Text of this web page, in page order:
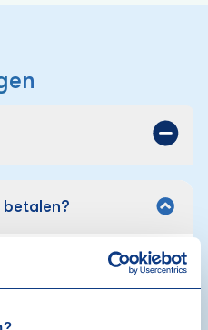
betalen?
deze om je premie
ongeveer vier weken